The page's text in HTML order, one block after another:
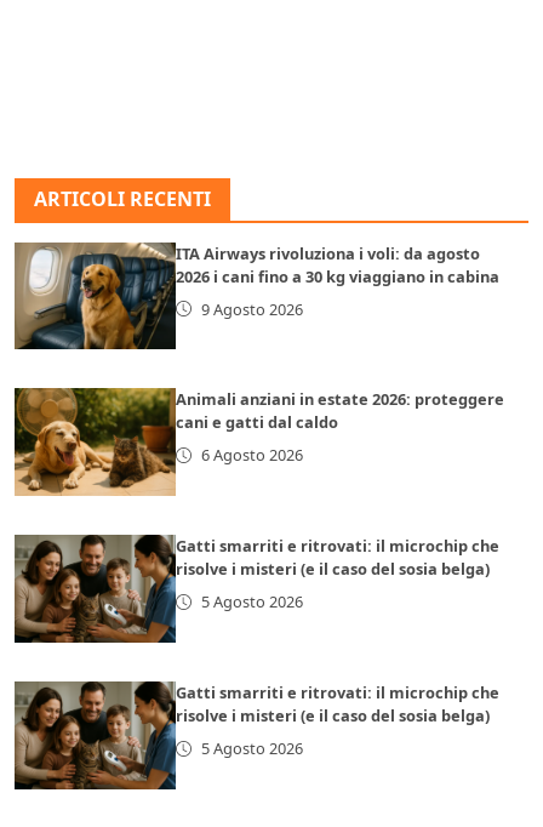
ARTICOLI RECENTI
ITA Airways rivoluziona i voli: da agosto
2026 i cani fino a 30 kg viaggiano in cabina
9 Agosto 2026
Animali anziani in estate 2026: proteggere
cani e gatti dal caldo
6 Agosto 2026
Gatti smarriti e ritrovati: il microchip che
risolve i misteri (e il caso del sosia belga)
5 Agosto 2026
Gatti smarriti e ritrovati: il microchip che
risolve i misteri (e il caso del sosia belga)
5 Agosto 2026